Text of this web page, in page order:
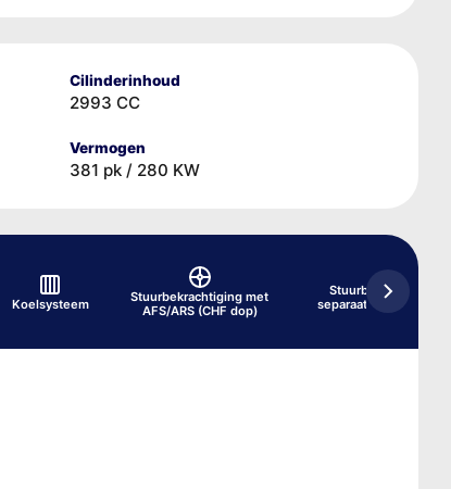
Cilinderinhoud
2993 CC
Vermogen
381 pk / 280 KW
Koelsysteem
Stuurbekrachtiging met
AFS/ARS (CHF dop)
Stuurbekrachtiging,
separaat systeem
dop)